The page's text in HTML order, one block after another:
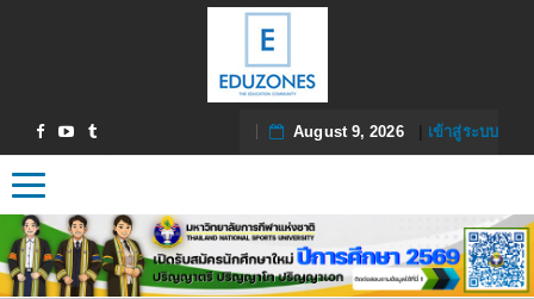
August 9, 2026| เข้าสู่ระบบ
Toggle navigation